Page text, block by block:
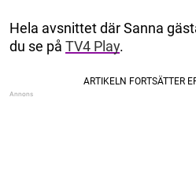
Hela avsnittet där Sanna
du se på TV4 Play.